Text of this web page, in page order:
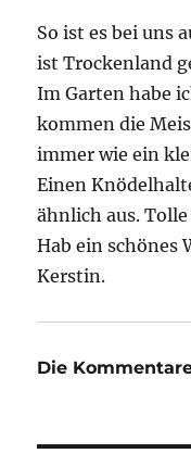
So ist es bei uns
ist Trockenland
Im Garten habe
kommen die
immer wie ein
Einen
ähnlich aus.
Hab ein schönes
Kerstin.
Die